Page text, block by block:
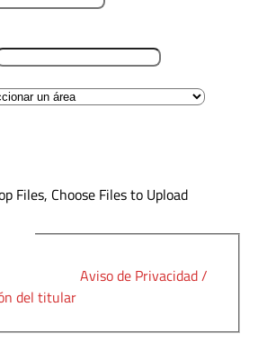
Files, Choose Files to Upload
Aviso de Privacidad /
del titular